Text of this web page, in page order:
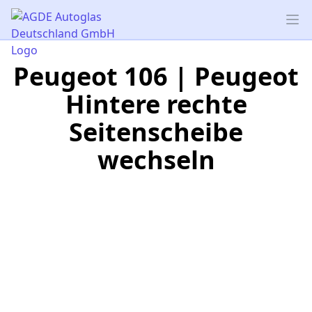
AGDE Autoglas Deutschland GmbH
Peugeot 106 | Peugeot
Hintere rechte
Seitenscheibe
wechseln